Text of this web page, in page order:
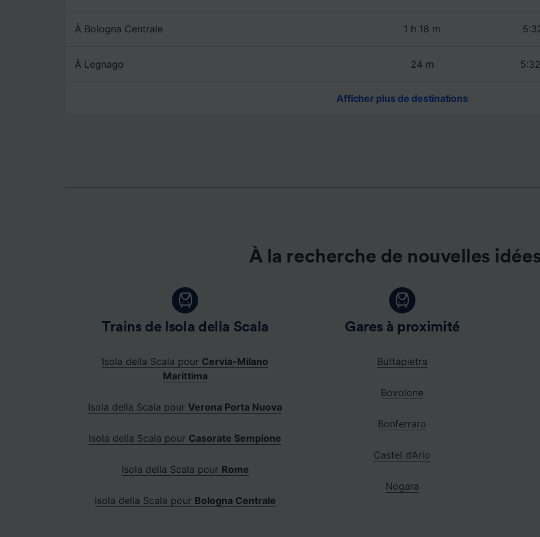
À Bologna Centrale 1 h 18 m
À Legnago 24 m
Afficher plus de destinations
À la recherche de nouvelles
Trains de Isola della Scala
Isola della Scala pour Cervia-Milano
Marittima
Isola della Scala pour Verona Porta Nuova
Isola della Scala pour Casorate Sempione
Isola della Scala pour Rome
Isola della Scala pour Bologna Centrale
Gares à proximité
Buttapietra
Bovolone
Bonferraro
Castel d’Ario
Nogara
Liste de nos partenaires (fournisseurs)